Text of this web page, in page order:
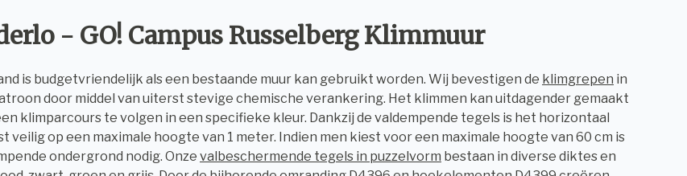
- GO! Campus Russelberg Klimmuur
is budgetvriendelijk als een bestaande muur kan gebruikt worden. Wij bevestigen de klimgrepen in
door middel van uiterst stevige chemische verankering. Het klimmen kan uitdagender gemaakt
klimparcours te volgen in een specifieke kleur. Dankzij de valdempende tegels is het horizontaal
veilig op een maximale hoogte van 1 meter. Indien men kiest voor een maximale hoogte van 60 cm is
ondergrond nodig. Onze valbeschermende tegels in puzzelvorm bestaan in diverse diktes en